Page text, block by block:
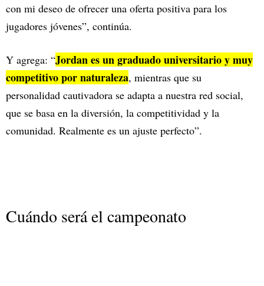
con mi deseo de ofrecer una oferta positiva para los
jugadores jóvenes”, continúa.
Y agrega: “Jordan es un graduado universitario y muy
competitivo por naturaleza, mientras que su
personalidad cautivadora se adapta a nuestra red social,
que se basa en la diversión, la competitividad y la
comunidad. Realmente es un ajuste perfecto”.
Cuándo será el campeonato